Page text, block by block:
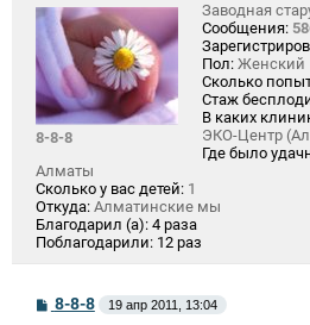
8-8-8
Заводная
Сообщения:
Пол: Женский
Сколько
Стаж
В каких
ЭКО-Центр
Где было
Алматы
Сколько у вас детей: 1
Откуда: Алматинские мы
Благодарил (а): 4 раза
Поблагодарили: 12 раз
С8-8-8 19 апр 2011, 13:04